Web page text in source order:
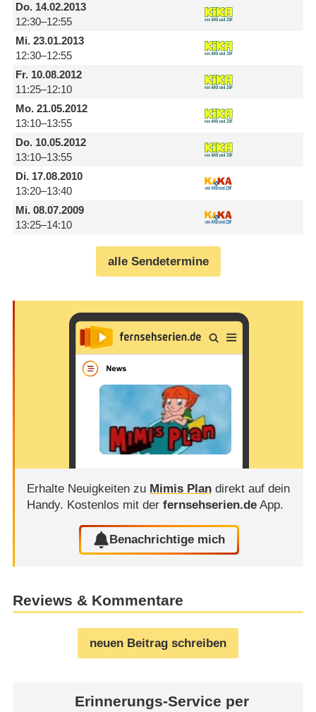
Do.14.02.2013
12:30–12:55
Mi.23.01.2013
12:30–12:55
Fr.10.08.2012
11:25–12:10
Mo.21.05.2012
13:10–13:55
Do.10.05.2012
13:10–13:55
Di.17.08.2010
13:20–13:40
Mi.08.07.2009
13:25–14:10
alle Sendetermine
Erhalte Neuigkeiten zu Mimis Plandirekt auf dein
Handy. Kostenlos mit der fernsehserien.deApp.
Benachrichtige mich
Reviews & Kommentare
neuen Beitrag schreiben
Erinnerungs-Service per